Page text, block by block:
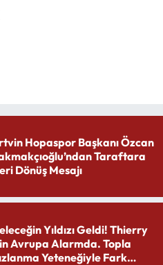
Hopaspor Başkanı Özcan
Taraftara
Dönüş Mesajı
Yıldızı Geldi! Thierry
Avrupa Alarmda. Topla
Yeteneğiyle Fark